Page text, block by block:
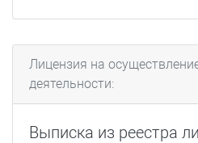
Лицензия на
деятельности:
Выписка из реестра